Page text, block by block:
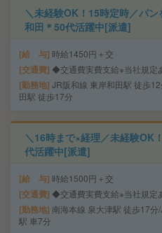
＼未経験OK！15時定時／パ
和田＊50代活躍中[派遣]
給 与 時給1450円＋交
交通費 ◆交通費実費支給※当社規定
勤務地 JR阪和線 東岸和田駅 徒歩
田駅 徒歩17分
＼16時まで×経理／未経験OK
代活躍中[派遣]
給 与 時給1500円＋交
交通費 ◆交通費実費支給※当社規定
勤務地 南海本線 泉大津駅 徒歩17分
駅 車7分